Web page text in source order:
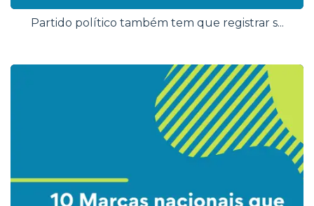
Partido político também tem que registrar s...